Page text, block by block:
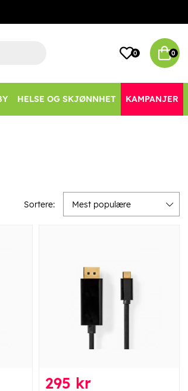
0 0
HELSE OG SKJØNNHET KAMPANJER
Sortere: Mest populære
295 kr